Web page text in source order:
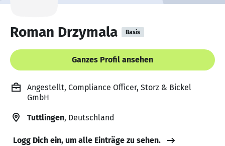
Roman Drzymala Basis
Ganzes Profil ansehen
Angestellt, Compliance Officer, Storz & Bickel
GmbH
Tuttlingen, Deutschland
Logg Dich ein, um alle Einträge zu sehen.